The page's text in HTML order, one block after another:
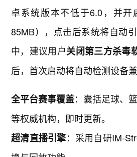
卓系统版本不低于6.0，并
85MB），点击后系统将自动
中，建议用户关闭第三方杀毒
后，首次启动将自动检测设备
全平台赛事覆盖：囊括足球、
等权威机构，即时更新。
超清直播引擎：采用自研IM-